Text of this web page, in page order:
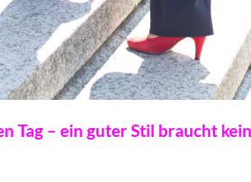
Tag – ein guter Stil braucht